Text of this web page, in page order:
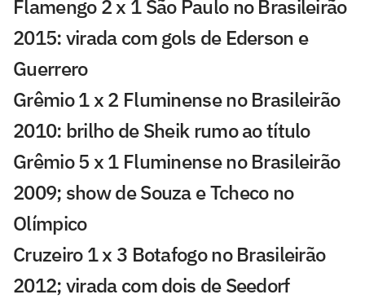
Flamengo 2 x 1 São Paulo no Brasileirão
2015: virada com gols de Ederson e
Guerrero
Grêmio 1 x 2 Fluminense no Brasileirão
2010: brilho de Sheik rumo ao título
Grêmio 5 x 1 Fluminense no Brasileirão
2009; show de Souza e Tcheco no
Olímpico
Cruzeiro 1 x 3 Botafogo no Brasileirão
2012; virada com dois de Seedorf